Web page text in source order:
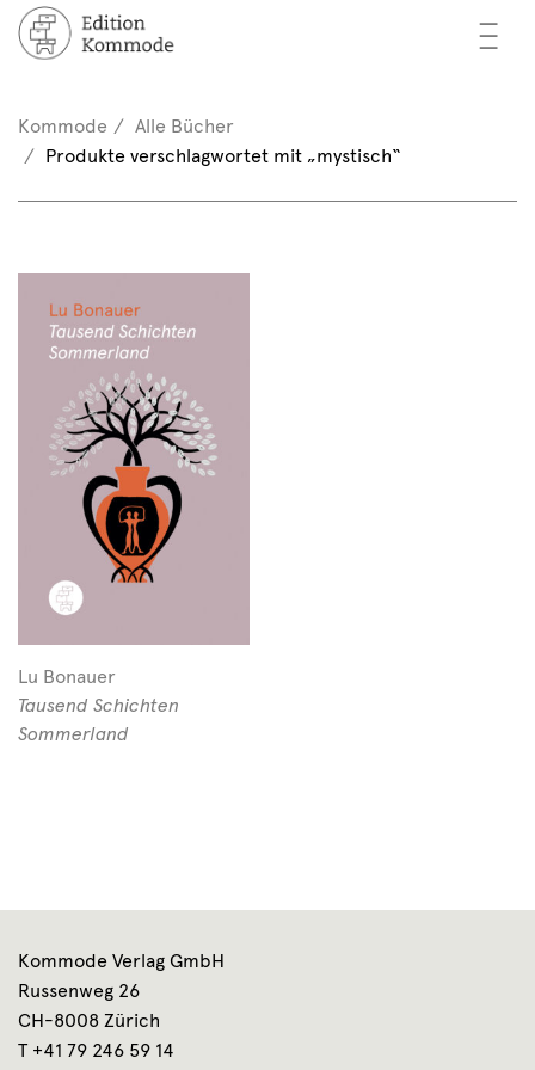
—
—
—
/ Registrieren
(0)
Kommode
Alle Bücher
Produkte verschlagwortet mit „mystisch“
Lu Bonauer
Tausend Schichten
Sommerland
Kommode Verlag GmbH
Russenweg 26
CH-8008 Zürich
T +41 79 246 59 14